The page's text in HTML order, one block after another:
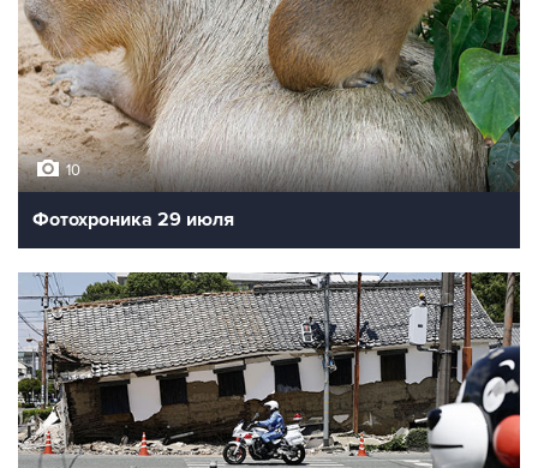
10
Фотохроника 29 июля